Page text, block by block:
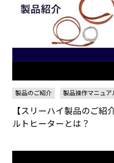
製品のご紹介 製品操作マニュア
【スリーハイ製品のご紹
ルトヒーターとは？